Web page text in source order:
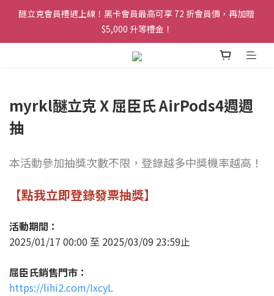
醚立克會員禮遇上線！黑卡會員最高可享 72 折會員價，再加贈
$5,000 升等禮金！
醚立克會員禮遇上線！黑卡會員最高可享 72 折會員價，再加贈
$5,000 升等禮金！
凡會員下單，訂單皆可享免運服務！
醚立克會員禮遇上線！黑卡會員最高可享 72 折會員價，再加贈
$5,000 升等禮金！
myrkl醚立克 X 屈臣氏 AirPods4週週
抽
本活動參加抽獎次數不限，登錄越多中獎機率越高！
【點我立即登錄發票抽獎】
活動期間：
2025/01/17 00:00 至 2025/03/09 23:59止
屈臣氏銷售門市：
https://lihi2.com/IxcyL